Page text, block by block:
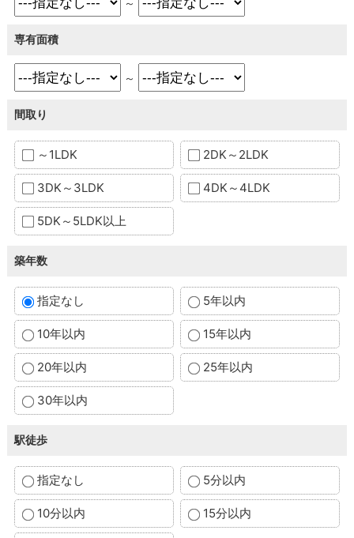
専有面積
～
間取り
～1LDK 2DK～2LDK
3DK～3LDK 4DK～4LDK
5DK～5LDK以上
築年数
指定なし 5年以内
10年以内 15年以内
20年以内 25年以内
30年以内
駅徒歩
指定なし 5分以内
10分以内 15分以内